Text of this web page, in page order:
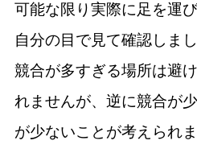
可能な限り実際に足を運
自分の目で見て確認しまし
競合が多すぎる場所は避
れませんが、逆に競合が
が少ないことが考えられ